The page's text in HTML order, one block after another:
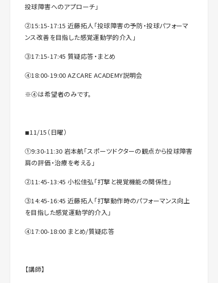
投球障害へのアプローチ」
②15:15-17:15 近藤拓人「投球障害の予防・投球パフォーマ
ンス改善を目指した感覚運動学的介入」
③17:15-17:45 質疑応答・まとめ
④18:00-19:00 AZCARE ACADEMY説明会
※④は希望者のみです。
◾︎11/15（日曜）
①9:30-11:30 岩本航「スポーツドクターの観点から投球障害
肩の評価・治療を考える」
②11:45-13:45 小松佳弘「打撃と視覚機能の関係性」
③14:45-16:45 近藤拓人「打撃動作時のパフォーマンス向上
を目指した感覚運動学的介入」
④17:00-18:00 まとめ/質疑応答
【講師】